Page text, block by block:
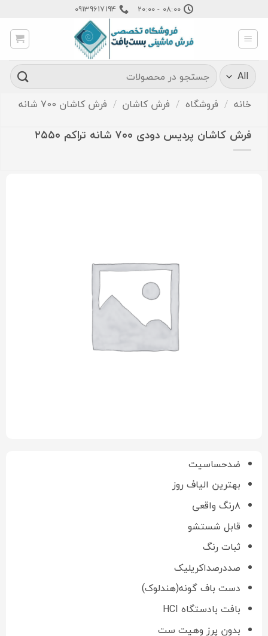
content
08:00 - 20:00
09139617194
جستجو
برای:
خانه / فروشگاه / فرش کاشان / فرش کاشان 700 شانه
فرش کاشان پردیس دودی ۷۰۰ شانه تراکم ۲۵۵۰
ضدحساسیت
بهترین الیاف روز
۸رنگ واقعی
قابل شستشو
ثبات رنگ
صددرصداکریلیک
دست باف گونه(هندلوک)
بافت بادستگاه HCI
بدون پرز وهیت ست